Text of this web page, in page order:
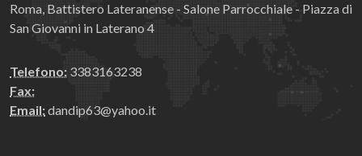
Roma, Battistero Lateranense - Salone Parrocchiale - Piazza di
San Giovanni in Laterano 4
Telefono: 3383163238
Fax:
Email:dandip63@yahoo.it